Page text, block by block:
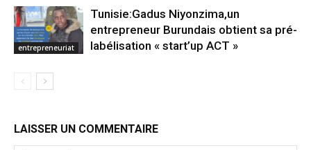
entrepreneuriat
Tunisie:Gadus Niyonzima,un
entrepreneur Burundais obtient sa pré-
labélisation « start’up ACT »
LAISSER UN COMMENTAIRE